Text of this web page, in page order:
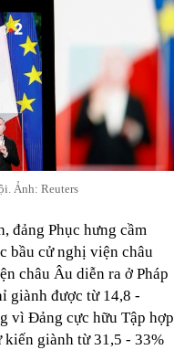
Ảnh: Reuters
đảng Phục hưng cầm
bầu cử nghị viện châu
châu Âu diễn ra ở Pháp
giành được từ 14,8 -
vì Đảng cực hữu Tập hợp
kiến giành từ 31,5 - 33%